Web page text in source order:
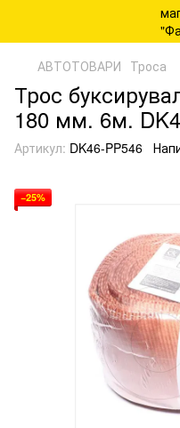
АВТОТОВАРИ Троса
Трос
180 мм. 6м.
Артикул: DK46-PP546
−25%